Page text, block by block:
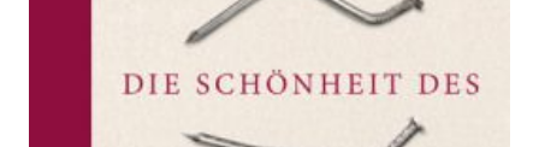
Zur Wunschliste hinzufügen